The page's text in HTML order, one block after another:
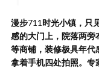
漫步711 时光小镇，只
感的大门上，院落两旁
等商铺，装修极具年代
拿着手机四处拍照。专